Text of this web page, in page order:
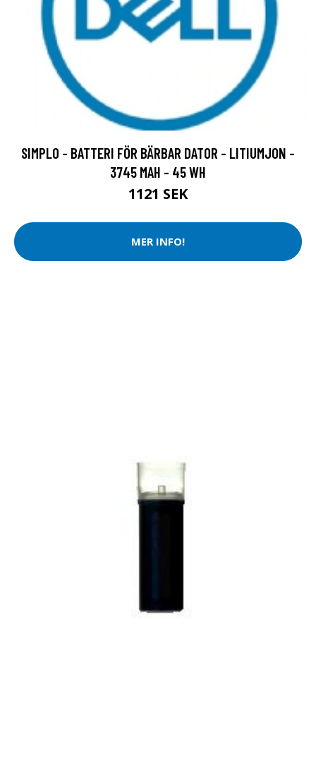
SIMPLO - BATTERI FÖR BÄRBAR DATOR - LITIUMJON -
3745 MAH - 45 WH
1121 SEK
MER INFO!